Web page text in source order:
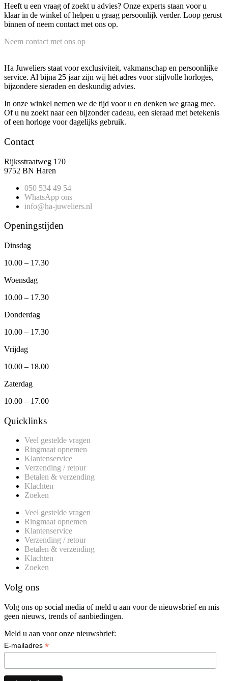
Heeft u een vraag of zoekt u advies? Onze experts staan voor u
klaar in de winkel of helpen u graag persoonlijk verder. Loop gerust
binnen of neem contact met ons op.
Neem contact met ons op
Ha Juweliers staat voor exclusiviteit, vakmanschap en persoonlijke
service. Al bijna 25 jaar zijn wij hét adres voor stijlvolle horloges,
bijzondere sieraden en deskundig advies.
In onze winkel nemen we de tijd voor u en denken we graag mee.
Of u nu zoekt naar een bijzonder cadeau, een sieraad met betekenis
of een horloge voor dagelijks gebruik.
Contact
Rijksstraatweg 170
9752 BN Haren
050 534 49 54
WhatsApp ons
info@ha-juweliers.nl
Openingstijden
Dinsdag
10.00 – 17.30
Woensdag
10.00 – 17.30
Donderdag
10.00 – 17.30
Vrijdag
10.00 – 18.00
Zaterdag
10.00 – 17.00
Quicklinks
Veel gestelde vragen
Ringmaat opnemen
Klantenservice
Verzending / retour
Betalen & verzending
Klachten
Zoeken
Veel gestelde vragen
Ringmaat opnemen
Klantenservice
Verzending / retour
Betalen & verzending
Klachten
Zoeken
Volg ons
Volg ons op social media of meld u aan voor de nieuwsbrief en mis
geen nieuws, trends of aanbiedingen.
Meld u aan voor onze nieuwsbrief:
E-mailadres *